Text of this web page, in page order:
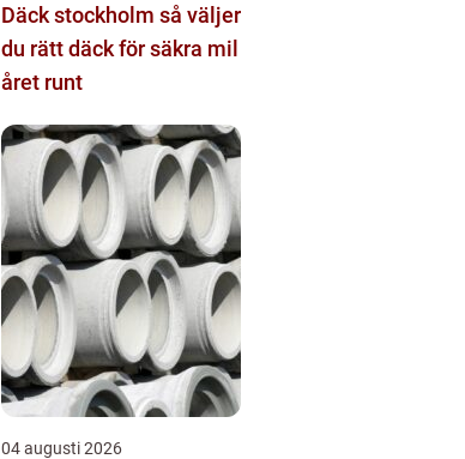
Däck stockholm så väljer
du rätt däck för säkra mil
året runt
04 augusti 2026